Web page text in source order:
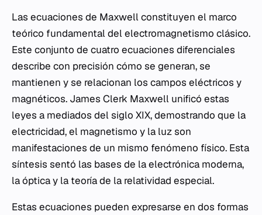
Las ecuaciones de Maxwell constituyen el marco
teórico fundamental del electromagnetismo clásico.
Este conjunto de cuatro ecuaciones diferenciales
describe con precisión cómo se generan, se
mantienen y se relacionan los campos eléctricos y
magnéticos. James Clerk Maxwell unificó estas
leyes a mediados del siglo XIX, demostrando que la
electricidad, el magnetismo y la luz son
manifestaciones de un mismo fenómeno físico. Esta
síntesis sentó las bases de la electrónica moderna,
la óptica y la teoría de la relatividad especial.
Estas ecuaciones pueden expresarse en dos formas